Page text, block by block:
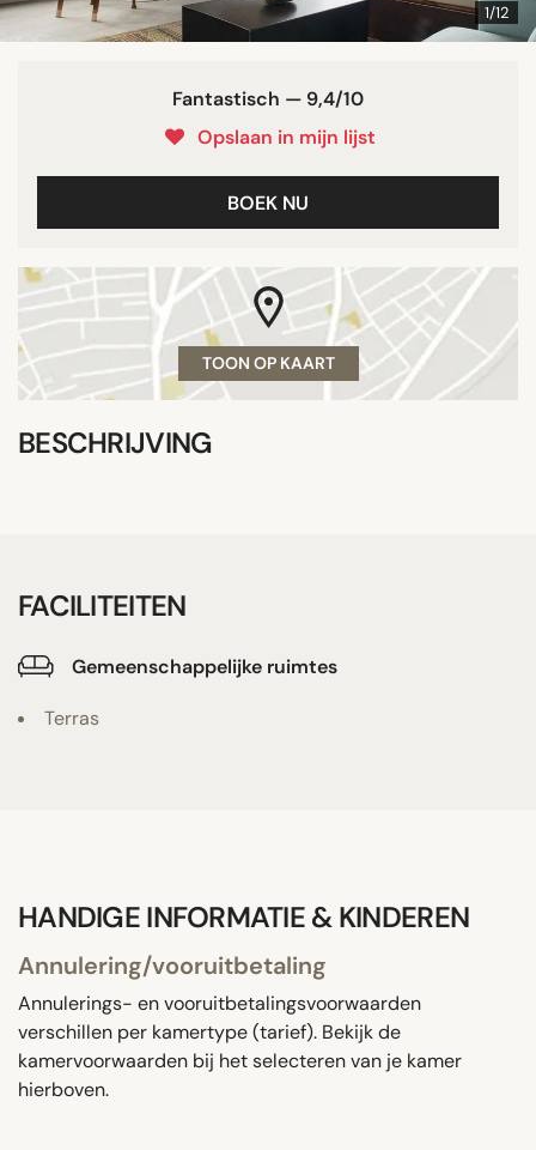
1/12
Fantastisch — 9,4/10
Opslaan in mijn lijst
BOEK NU
TOON OP KAART
BESCHRIJVING
FACILITEITEN
Gemeenschappelijke ruimtes
Terras
HANDIGE INFORMATIE & KINDEREN
Annulering/vooruitbetaling
Annulerings- en vooruitbetalingsvoorwaarden
verschillen per kamertype (tarief). Bekijk de
kamervoorwaarden bij het selecteren van je kamer
hierboven.